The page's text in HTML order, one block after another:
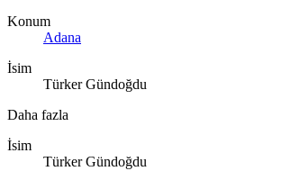
Konum
Adana
İsim
Türker Gündoğdu
Daha fazla
İsim
Türker Gündoğdu